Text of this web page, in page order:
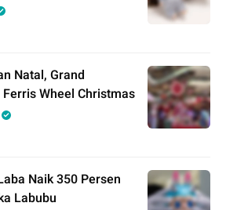
Natal, Grand
Wheel Christmas
Naik 350 Persen
Labubu